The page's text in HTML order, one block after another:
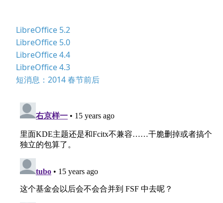
LibreOffice 5.2
LibreOffice 5.0
LibreOffice 4.4
LibreOffice 4.3
短消息：2014 春节前后